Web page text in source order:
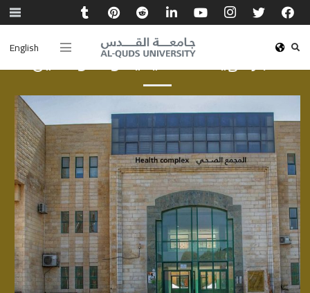
Englishأخبار الهيئة الأكاديمية والموظفين